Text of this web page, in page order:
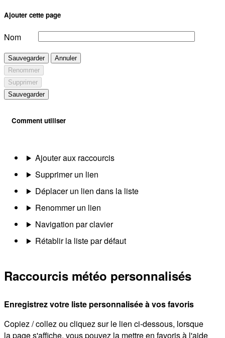
Ajouter cette page
Nom
Sauvegarder
Annuler
Renommer
Supprimer
Sauvegarder
Comment utiliser
Ajouter aux raccourcis
Supprimer un lien
Déplacer un lien dans la liste
Renommer un lien
Navigation par clavier
Rétablir la liste par défaut
Raccourcis météo personnalisés
Enregistrez votre liste personnalisée à vos favoris
Copiez / collez ou cliquez sur le lien ci-dessous, lorsque
la page s'affiche, vous pouvez la mettre en favoris à l'aide